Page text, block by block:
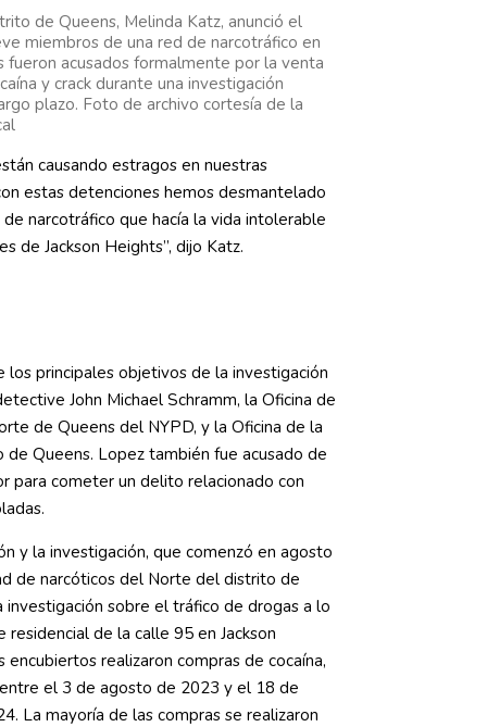
de Queens, Melinda Katz, anunció el
miembros de una red de narcotráfico en
fueron acusados formalmente por la venta
y crack durante una investigación
plazo. Foto de archivo cortesía de la
causando estragos en nuestras
estas detenciones hemos desmantelado
narcotráfico que hacía la vida intolerable
de Jackson Heights”, dijo Katz.
los principales objetivos de la investigación
John Michael Schramm, la Oficina de
de Queens del NYPD, y la Oficina de la
Queens. Lopez también fue acusado de
para cometer un delito relacionado con
y la investigación, que comenzó en agosto
de narcóticos del Norte del distrito de
investigación sobre el tráfico de drogas a lo
residencial de la calle 95 en Jackson
realizaron compras de cocaína,
el 3 de agosto de 2023 y el 18 de
La mayoría de las compras se realizaron